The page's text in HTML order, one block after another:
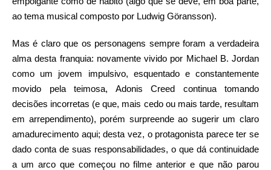
ao tema musical composto por Ludwig Göransson).
Mas é claro que os personagens sempre foram a verdadeira
alma desta franquia: novamente vivido por Michael B. Jordan
como um jovem impulsivo, esquentado e constantemente
movido pela teimosa, Adonis Creed continua tomando
decisões incorretas (e que, mais cedo ou mais tarde, resultam
em arrependimento), porém surpreende ao sugerir um claro
amadurecimento aqui; desta vez, o protagonista parece ter se
dado conta de suas responsabilidades, o que dá continuidade
a um arco que começou no filme anterior e que não parou